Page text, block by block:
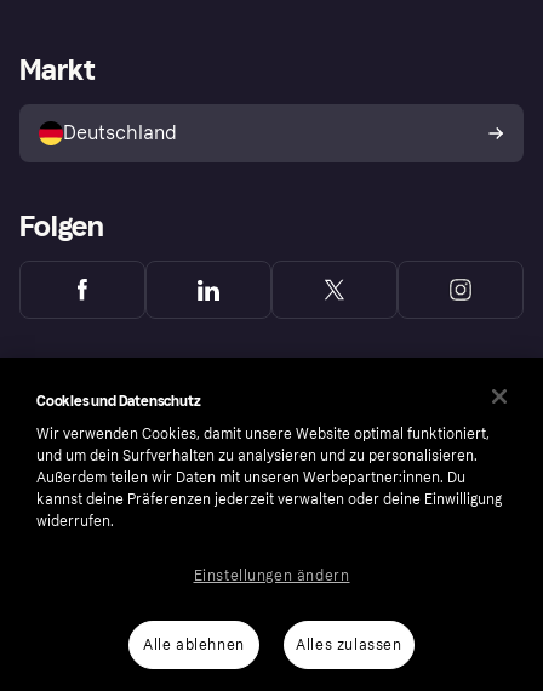
Klarna App
Shops entdecken
Käuferschutzrichtlinie
Dein Widerrufsrecht
Händlerportal
Markt
Deutschland
Folgen
number: 556737-0431
Nutzungsbedingungen CookiesKlarna.com
Cookies und Datenschutz
Wir verwenden Cookies, damit unsere Website optimal funktioniert,
und um dein Surfverhalten zu analysieren und zu personalisieren.
Außerdem teilen wir Daten mit unseren Werbepartner:innen. Du
kannst deine Präferenzen jederzeit verwalten oder deine Einwilligung
widerrufen.
Alle ablehnen Alles zulassen
Einstellungen ändern